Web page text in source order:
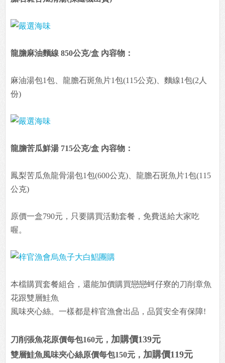
龍膽麻油麵線 850公克/盒 內容物：
麻油湯包1包、龍膽石斑魚片1包(115公克)、麵線1包(2人
份)
龍膽苦瓜鮮湯 715公克/盒 內容物：
鳳梨苦瓜魚龍骨湯包1包(600公克)、龍膽石斑魚片1包(115
公克)
原價一盒790元，只要購買活動套餐，免費送給大家吃
喔。
本檔購買套餐組合，還能加價購買戀戀蚵仔寮的刀削章魚
花跟雙層鮭魚
風味夾心絲。一樣都是梓官漁會出品，品質安全有保障!
刀削張魚花原價每包160元， 加購價139元
雙層鮭魚風味夾心絲原價每包150元， 加購價119元